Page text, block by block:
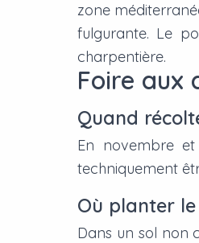
zone
fulgurante. Le
charpentière.
Foire aux
Quand
En novembre
techniquement
Où planter
Dans un sol non